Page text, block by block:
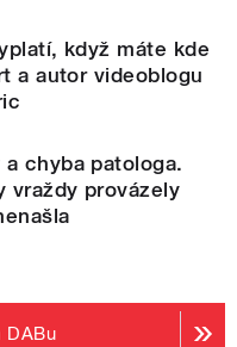
když máte kde
a autor videoblogu
chyba patologa.
vraždy provázely
DABu